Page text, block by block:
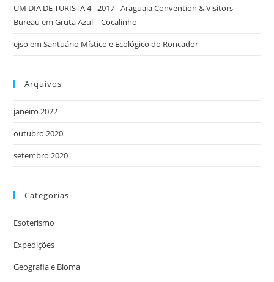
UM DIA DE TURISTA 4 - 2017 - Araguaia Convention & Visitors
Bureau emGruta Azul – Cocalinho
ejso emSantuário Místico e Ecológico do Roncador
Arquivos
janeiro 2022
outubro 2020
setembro 2020
Categorias
Esoterismo
Expedições
Geografia e Bioma